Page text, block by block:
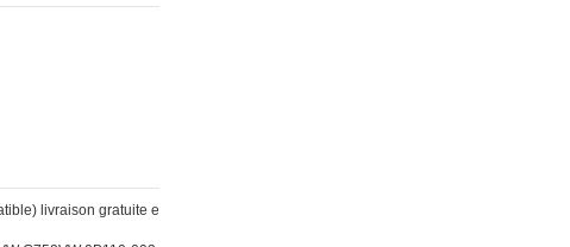
livraison gratuite e